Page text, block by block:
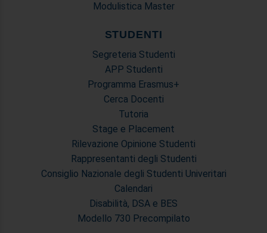
Modulistica Master
STUDENTI
Segreteria Studenti
APP Studenti
Programma Erasmus+
Cerca Docenti
Tutoria
Stage e Placement
Rilevazione Opinione Studenti
Rappresentanti degli Studenti
Consiglio Nazionale degli Studenti Univeritari
Calendari
Disabilità, DSA e BES
Modello 730 Precompilato